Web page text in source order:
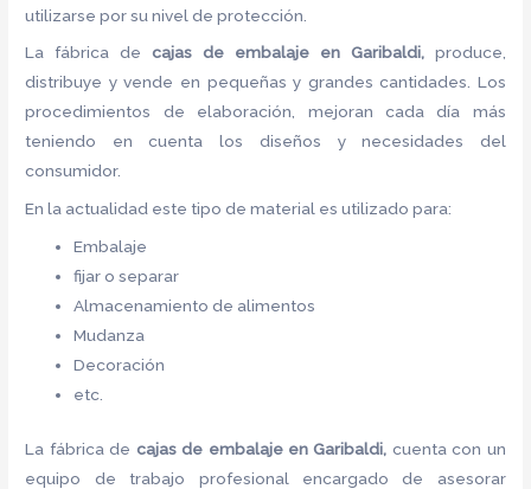
utilizarse por su nivel de protección.
La fábrica decajas de embalaje en Garibaldi,produce,
distribuye y vende en pequeñas y grandes cantidades. Los
procedimientos de elaboración, mejoran cada día más
teniendo en cuenta los diseños y necesidades del
consumidor.
En la actualidad este tipo de material es utilizado para:
Embalaje
fijar o separar
Almacenamiento de alimentos
Mudanza
Decoración
etc.
La fábrica de cajas de embalaje en Garibaldi, cuenta con un
equipo de trabajo profesional encargado de asesorar